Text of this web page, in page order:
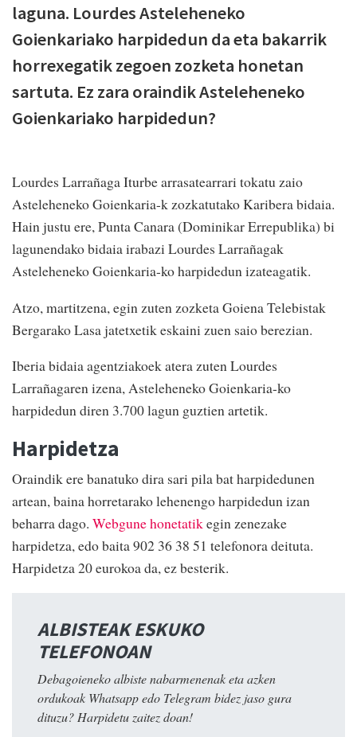
laguna. Lourdes Asteleheneko
Goienkariako harpidedun da eta bakarrik
horrexegatik zegoen zozketa honetan
sartuta. Ez zara oraindik Asteleheneko
Goienkariako harpidedun?
Lourdes Larrañaga Iturbe arrasatearrari tokatu zaio
Asteleheneko Goienkaria-k zozkatutako Karibera bidaia.
Hain justu ere, Punta Canara (Dominikar Errepublika) bi
lagunendako bidaia irabazi Lourdes Larrañagak
Asteleheneko Goienkaria-ko harpidedun izateagatik.
Atzo, martitzena, egin zuten zozketa Goiena Telebistak
Bergarako Lasa jatetxetik eskaini zuen saio berezian.
Iberia bidaia agentziakoek atera zuten Lourdes
Larrañagaren izena, Asteleheneko Goienkaria-ko
harpidedun diren 3.700 lagun guztien artetik.
Harpidetza
Oraindik ere banatuko dira sari pila bat harpidedunen
artean, baina horretarako lehenengo harpidedun izan
beharra dago. Webgune honetatikegin zenezake
harpidetza, edo baita 902 36 38 51 telefonora deituta.
Harpidetza 20 eurokoa da, ez besterik.
ALBISTEAK ESKUKO
TELEFONOAN
Debagoieneko albiste nabarmenenak eta azken
ordukoak Whatsapp edo Telegram bidez jaso gura
dituzu? Harpidetu zaitez doan!